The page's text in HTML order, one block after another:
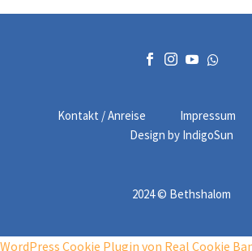
Seligmann Löb
Vater in Hochberg
Ladengeschäft für
Bettfedern. 1863
im Laufe der Zeit die
der Welt.
Kontakt / Anreise Impressum
Design by IndigoSun
2024 © Bethshalom
WordPress Cookie Plugin von Real Cookie